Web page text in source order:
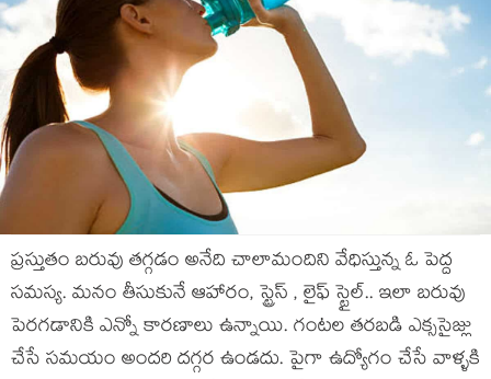
ప్రస్తుతం బరువు తగ్గడం అనేది చాలామందిని వేధిస్తున్న ఓ పెద్ద
సమస్య. మనం తీసుకునే ఆహారం, స్ట్రెస్ , లైఫ్ స్టైల్.. ఇలా బరువు
పెరగడానికి ఎన్నో కారణాలు ఉన్నాయి. గంటల తరబడి ఎక్ససైజ్లు
చేసే సమయం అందరి దగ్గర ఉండదు. పైగా ఉద్యోగం చేసే వాళ్ళకి